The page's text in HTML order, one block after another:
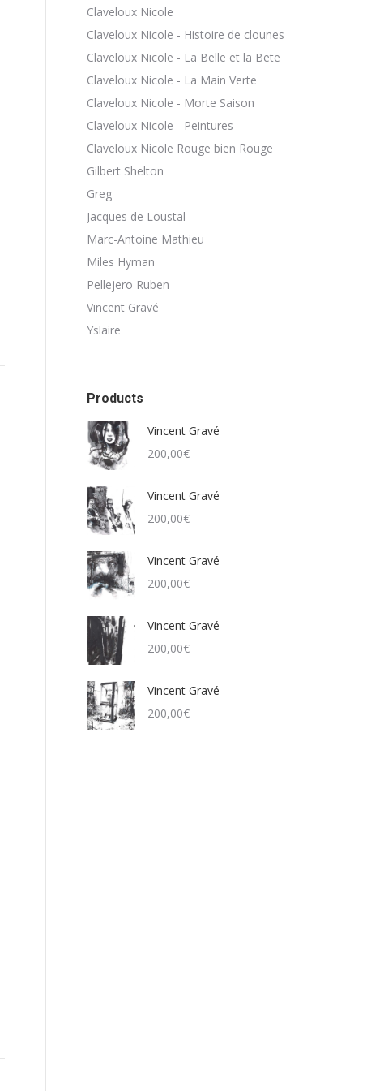
Claveloux Nicole
Claveloux Nicole - Histoire de clounes
Claveloux Nicole - La Belle et la Bete
Claveloux Nicole - La Main Verte
Claveloux Nicole - Morte Saison
Claveloux Nicole - Peintures
Claveloux Nicole Rouge bien Rouge
Gilbert Shelton
Greg
Jacques de Loustal
Marc-Antoine Mathieu
Miles Hyman
Pellejero Ruben
Vincent Gravé
Yslaire
Products
Vincent Gravé
200,00€
Vincent Gravé
200,00€
Vincent Gravé
200,00€
Vincent Gravé
200,00€
Vincent Gravé
200,00€